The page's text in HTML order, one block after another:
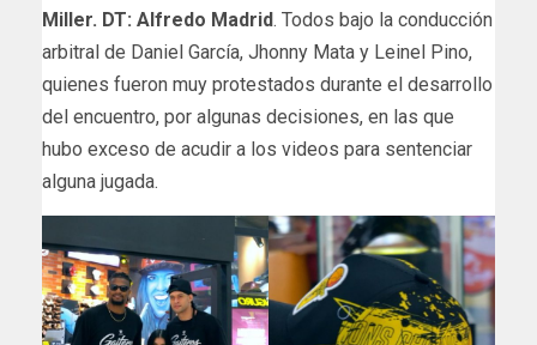
Miller. DT: Alfredo Madrid. Todos bajo la conducción
arbitral de Daniel García, Jhonny Mata y Leinel Pino,
quienes fueron muy protestados durante el desarrollo
del encuentro, por algunas decisiones, en las que
hubo exceso de acudir a los videos para sentenciar
alguna jugada.